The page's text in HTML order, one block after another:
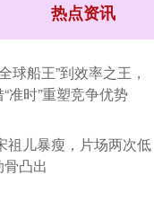
热点资讯
球船王”到效率之王，
准时”重塑竞争优势
祖儿暴瘦，片场两次低
凸出